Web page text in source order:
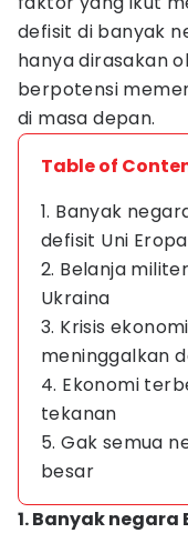
defisit di banyak
hanya dirasakan
berpotensi
di masa depan.
Table of
1. Banyak
defisit Uni Eropa
2. Belanja
Ukraina
3. Krisis
meninggalkan
4. Ekonomi
tekanan
5. Gak semua
besar
1. Banyak